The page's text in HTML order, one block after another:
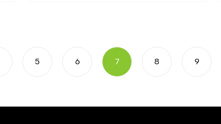
อาหารปลอดภัยให้ทุกคนได้กินกันตลอด” ปลูกผัก
ในห้องควบคุมเพื่อคุณภาพระดับ Beyond
5 6 7 8 9